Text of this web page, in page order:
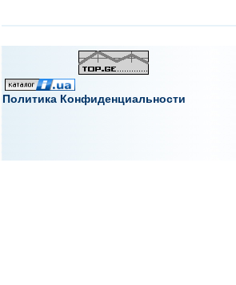
Политика Конфиденциальности